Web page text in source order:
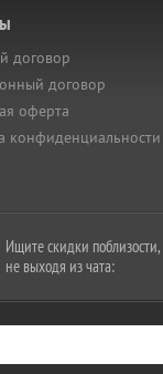
договор
договор
оферта
конфиденциальности
Ищите скидки поблизости,
не выходя из чата: